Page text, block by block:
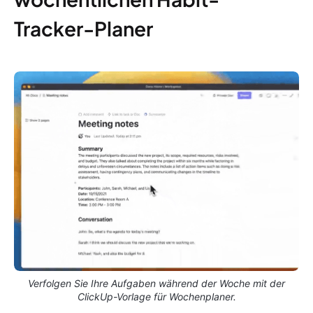
Tracker-Planer
Verfolgen Sie Ihre Aufgaben während der Woche mit der
ClickUp-Vorlage für Wochenplaner.